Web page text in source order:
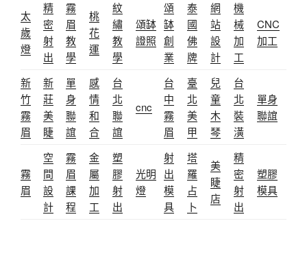
太
歲
燈
精
密
射
出
霧
眉
教
學
桃
花
運
紋
繡
教
學
頌缽
證照
頌
缽
創
業
泰
國
佛
牌
網
站
設
計
機
械
加
工
CNC
加工
新
竹
霧
眉
新
莊
美
睫
單
身
聯
誼
感
情
和
合
台
北
聯
誼
cnc
台
中
霧
眉
臺
北
美
甲
兒
童
木
琴
台
北
裝
潢
單身
聯誼
霧
眉
空
間
設
計
霧
眉
課
程
金
屬
加
工
塑
膠
射
出
光明
燈
射
出
模
具
塔
羅
占
卜
美
睫
店
精
密
射
出
塑膠
模具